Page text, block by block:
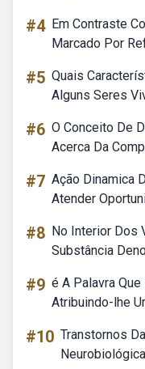
#4 Em Contraste
Marcado Por
#5 Quais
Alguns Seres
#6 O Conceito De
Acerca Da
#7 Ação Dinamica
Atender
#8 No Interior Dos
Substância
#9 é A Palavra
Atribuindo-lhe
#10 Transtornos